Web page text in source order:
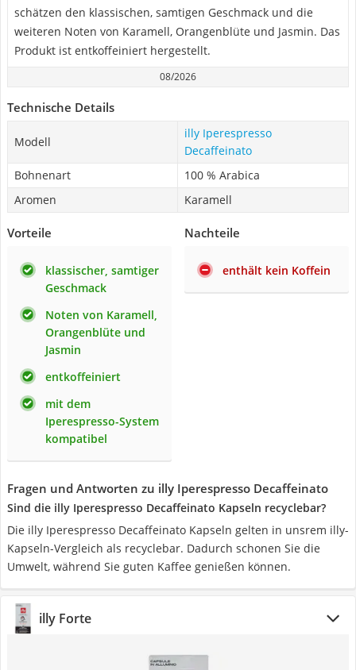
schätzen den klassischen, samtigen Geschmack und die
weiteren Noten von Karamell, Orangenblüte und Jasmin. Das
Produkt ist entkoffeiniert hergestellt.
08/2026
Technische Details
Modell
illy Iperespresso
Decaffeinato
Bohnenart
100 % Arabica
Aromen
Karamell
Vorteile
klassischer, samtiger
Geschmack
Noten von Karamell,
Orangenblüte und
Jasmin
entkoffeiniert
mit dem
Iperespresso-System
kompatibel
Nachteile
enthält kein Koffein
Fragen und Antworten zu illy Iperespresso Decaffeinato
Sind die illy Iperespresso Decaffeinato Kapseln recyclebar?
Die illy Iperespresso Decaffeinato Kapseln gelten in unsrem illy-
Kapseln-Vergleich als recyclebar. Dadurch schonen Sie die
Umwelt, während Sie guten Kaffee genießen können.
illy Forte